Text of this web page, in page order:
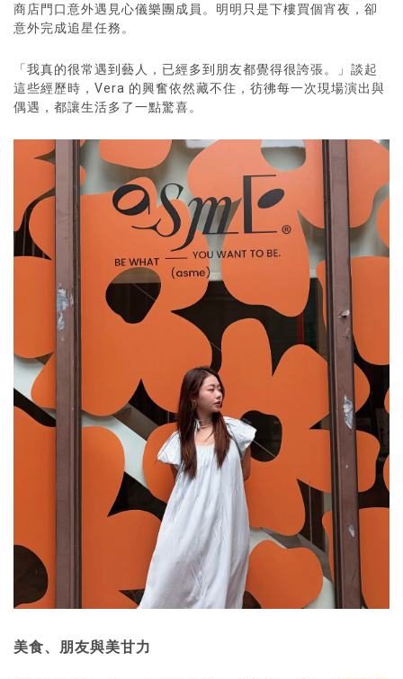
商店門口意外遇見心儀樂團成員。明明只是下樓買個宵夜，卻
意外完成追星任務。
「我真的很常遇到藝人，已經多到朋友都覺得很誇張。」談起
這些經歷時，Vera 的興奮依然藏不住，彷彿每一次現場演出與
偶遇，都讓生活多了一點驚喜。
美食、朋友與美甘力